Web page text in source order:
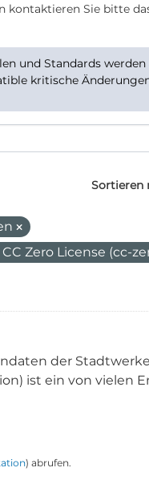
kontaktieren Sie bitte
und Standards
kritische
Sortieren
Zero License (cc-
der
ist ein von vielen
) abrufen.